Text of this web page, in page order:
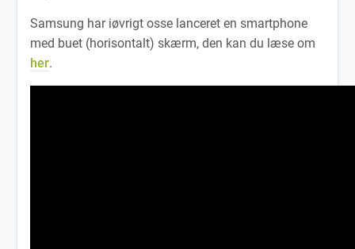
Samsung har iøvrigt osse lanceret en smartphone
med buet (horisontalt) skærm, den kan du læse om
her.